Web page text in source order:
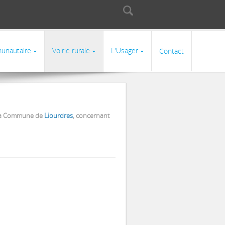
Voirie rurale L'Usager Contact
Commune de Liourdres, concernant